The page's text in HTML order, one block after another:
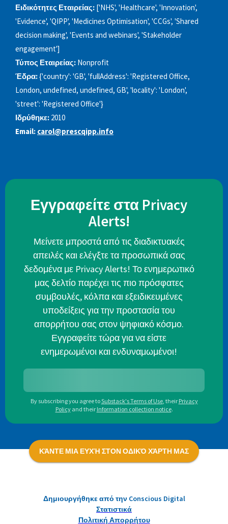
Ειδικότητες Εταιρείας: ['NHS', 'Healthcare', 'Innovation',
'Evidence', 'QIPP', 'Medicines Optimisation', 'CCGs', 'Shared
decision making', 'Events and webinars', 'Stakeholder
engagement']
Τύπος Εταιρείας: Nonprofit
Έδρα:{'country': 'GB', 'fullAddress': 'Registered Office,
London, undefined, undefined, GB', 'locality': 'London',
'street': 'Registered Office'}
Ιδρύθηκε: 2010
Email: carol@prescqipp.info
Εγγραφείτε στα Privacy
Alerts!
Μείνετε μπροστά από τις διαδικτυακές
απειλές και ελέγξτε τα προσωπικά σας
δεδομένα με Privacy Alerts! Το ενημερωτικό
μας δελτίο παρέχει τις πιο πρόσφατες
συμβουλές, κόλπα και εξειδικευμένες
υποδείξεις για την προστασία του
απορρήτου σας στον ψηφιακό κόσμο.
Εγγραφείτε τώρα για να είστε
ενημερωμένοι και ενδυναμωμένοι!
By subscribing you agree toSubstack's Terms of Use, their Privacy
Policy and their Information collection notice.
ΚΆΝΤΕ ΜΙΑ ΕΥΧΉ ΣΤΟΝ ΟΔΙΚΌ ΧΆΡΤΗ ΜΑΣ
Δημιουργήθηκε από την Conscious Digital
Στατιστικά
Πολιτική Απορρήτου